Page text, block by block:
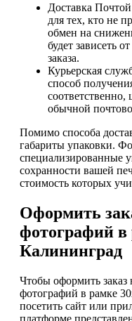
Доставка
для тех, кто не
обмен на
будет зависеть
заказа.
Курьерская
способ
обычной
Помимо способа
габариты упаковки.
специализированные
сохранности вашей
стоимость которых
Оформить
фотографий в
Калининград
Чтобы оформить заказ
фотографий в рамке
посетить сайт или
платформе